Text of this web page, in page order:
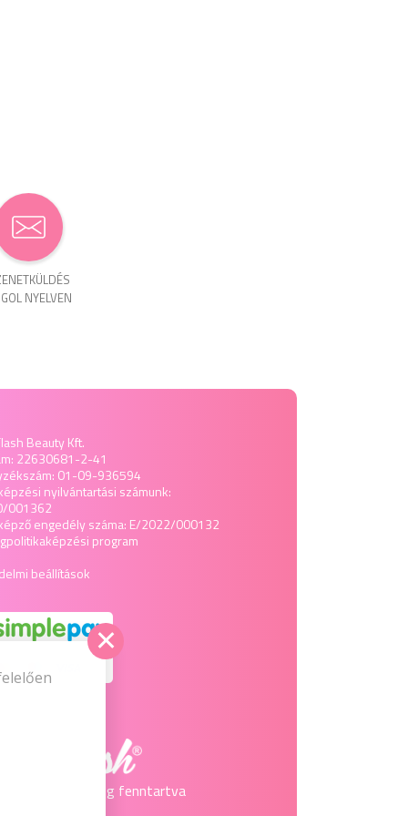
NYELVEN
Beauty Kft.
22630681-2-41
01-09-936594
nyilvántartási számunk:
001362
engedély száma: E/2022/000132
képzési program
beállítások
© Minden jog fenntartva